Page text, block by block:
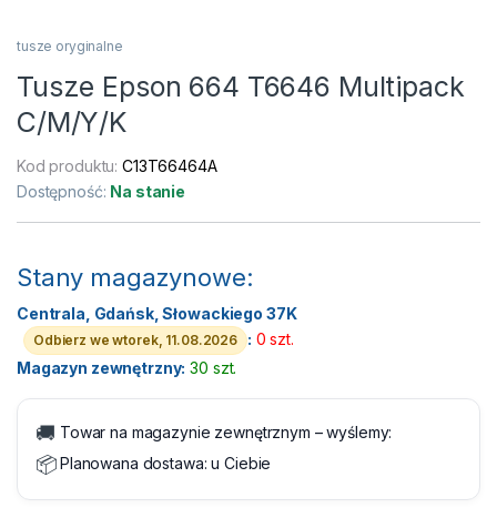
tusze oryginalne
Tusze Epson 664 T6646 Multipack
C/M/Y/K
Kod produktu:C13T66464A
Dostępność: Na stanie
Stany magazynowe:
Centrala, Gdańsk, Słowackiego 37K
Odbierz we wtorek, 11.08.2026 : 0 szt.
Magazyn zewnętrzny: 30 szt.
🚚 Towar na magazynie zewnętrznym – wyślemy:
📦Planowana dostawa:u Ciebie